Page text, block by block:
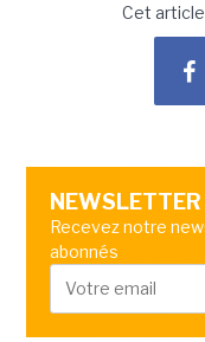
Cet
Recevez notre
abonnés